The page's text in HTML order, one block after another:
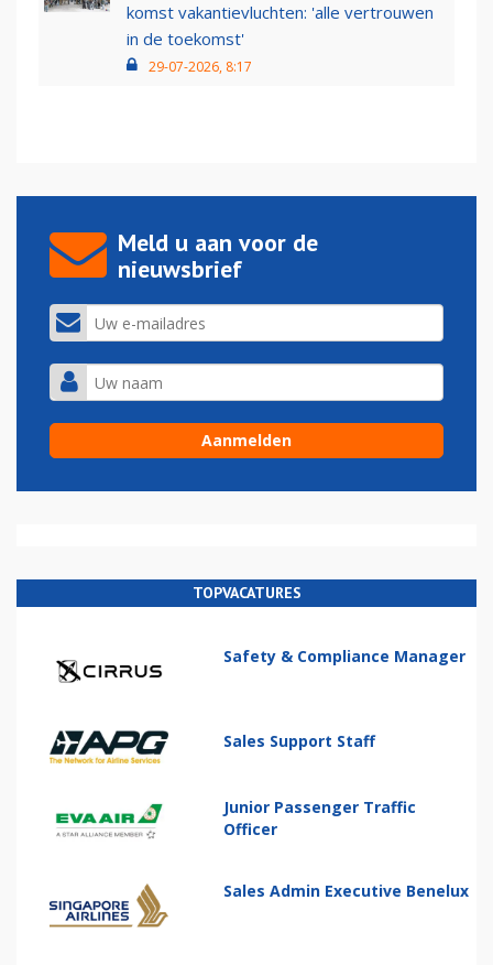
komst vakantievluchten: 'alle vertrouwen
in de toekomst'
29-07-2026, 8:17
Meld u aan voor de
nieuwsbrief
TOPVACATURES
Safety & Compliance Manager
Sales Support Staff
Junior Passenger Traffic
Officer
Sales Admin Executive Benelux